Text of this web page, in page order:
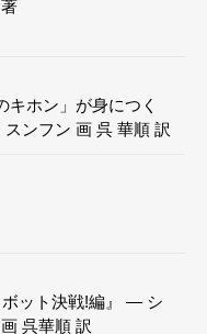
キホン」が身につく
ンフン 画 呉 華順 訳
ボット決戦!編』 — シ
呉華順 訳